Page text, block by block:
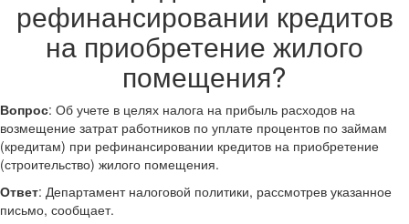
рефинансировании кредитов
на приобретение жилого
помещения?
Вопрос: Об учете в целях налога на прибыль расходов на
возмещение затрат работников по уплате процентов по займам
(кредитам) при рефинансировании кредитов на приобретение
(строительство) жилого помещения.
Ответ: Департамент налоговой политики, рассмотрев указанное
письмо, сообщает.